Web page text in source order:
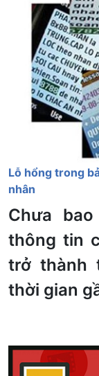
Lỗ hổng trong
nhân
Chưa
thông tin
trở thành
thời gian